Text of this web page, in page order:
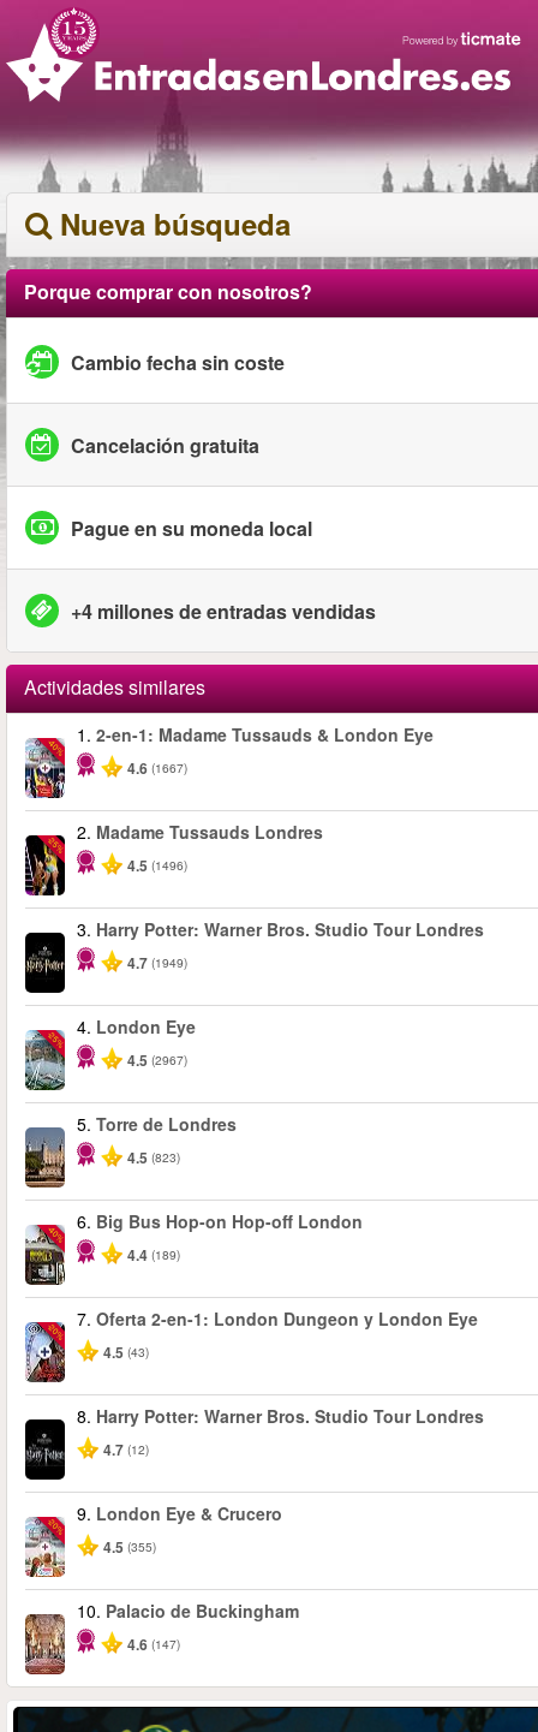
Nueva búsqueda
Porque comprar con nosotros?
Cambio fecha sin coste
Cancelación gratuita
Pague en su moneda local
+4 millones de entradas vendidas
Actividades similares
-40%
1. 2-en-1: Madame Tussauds & London Eye
4.6 (1667)
-25%
2. Madame Tussauds Londres
4.5 (1496)
3. Harry Potter: Warner Bros. Studio Tour Londres
4.7 (1949)
-25%
4. London Eye
4.5 (2967)
5. Torre de Londres
4.5 (823)
-40%
6. Big Bus Hop-on Hop-off London
4.4 (189)
-20%
7. Oferta 2-en-1: London Dungeon y London Eye
4.5 (43)
8. Harry Potter: Warner Bros. Studio Tour Londres
4.7 (12)
-20%
9. London Eye & Crucero
4.5 (355)
10. Palacio de Buckingham
4.6 (147)